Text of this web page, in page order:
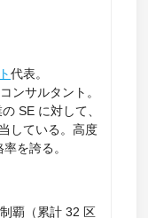
代表。
ンサルタント。
SE に対して、
している。高度
を誇る。
覇（累計 32 区